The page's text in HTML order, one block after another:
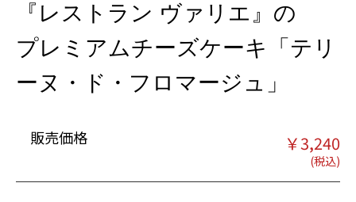
『レストラン ヴァリエ』の
プレミアムチーズケーキ「テリ
ーヌ・ド・フロマージュ」
販売価格 ￥3,240